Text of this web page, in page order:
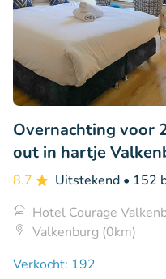
Overnachting voor
out in hartje
8.7 Uitstekend • 152
Hotel Courage
Valkenburg (0km)
Verkocht: 192